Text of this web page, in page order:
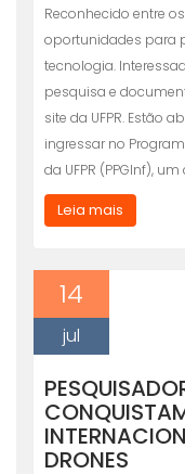
Reconhecido entre
oportunidades para
tecnologia.
pesquisa e
site da UFPR. Estão
ingressar no
da UFPR (PPGInf),
Leia mais
14
jul
DRONES